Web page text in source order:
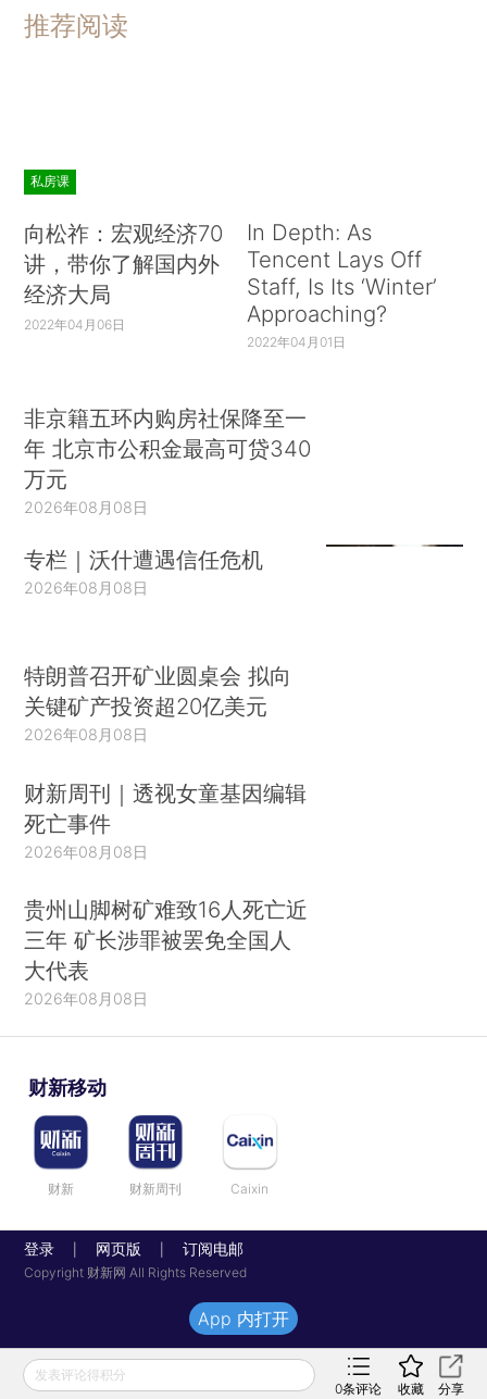
推荐阅读
私房课
向松祚：宏观经济70
讲，带你了解国内外
经济大局
2022年04月06日
In Depth: As
Tencent Lays Off
Staff, Is Its ‘Winter’
Approaching?
2022年04月01日
非京籍五环内购房社保降至一
年 北京市公积金最高可贷340
万元
2026年08月08日
专栏｜沃什遭遇信任危机
2026年08月08日
特朗普召开矿业圆桌会 拟向
关键矿产投资超20亿美元
2026年08月08日
财新周刊｜透视女童基因编辑
死亡事件
2026年08月08日
贵州山脚树矿难致16人死亡近
三年 矿长涉罪被罢免全国人
大代表
2026年08月08日
财新移动
财新 财新周刊 Caixin
登录 网页版 订阅电邮
Copyright 财新网 All Rights Reserved
发表评论得积分
0条评论 收藏 分享
App 内打开